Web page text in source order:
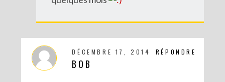
RÉPONDRE
DÉCEMBRE 17, 2014
BOB